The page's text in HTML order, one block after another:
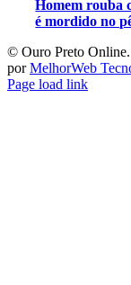
Homem rouba
é mordido no
©️ Ouro Preto Online.
porMelhorWeb
Page load link